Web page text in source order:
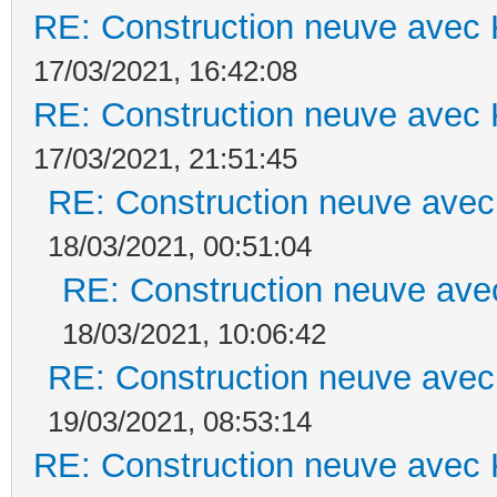
RE: Construction neuve avec
17/03/2021, 16:42:08
RE: Construction neuve avec
17/03/2021, 21:51:45
RE: Construction neuve
18/03/2021, 00:51:04
RE: Construction neuve
18/03/2021, 10:06:42
RE: Construction neuve
19/03/2021, 08:53:14
RE: Construction neuve avec